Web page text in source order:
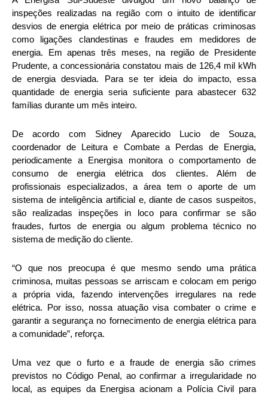
inspeções realizadas na região com o intuito de identificar
desvios de energia elétrica por meio de práticas criminosas
como ligações clandestinas e fraudes em medidores de
energia. Em apenas três meses, na região de Presidente
Prudente, a concessionária constatou mais de 126,4 mil kWh
de energia desviada. Para se ter ideia do impacto, essa
quantidade de energia seria suficiente para abastecer 632
famílias durante um mês inteiro.
De acordo com Sidney Aparecido Lucio de Souza,
coordenador de Leitura e Combate a Perdas de Energia,
periodicamente a Energisa monitora o comportamento de
consumo de energia elétrica dos clientes. Além de
profissionais especializados, a área tem o aporte de um
sistema de inteligência artificial e, diante de casos suspeitos,
são realizadas inspeções in loco para confirmar se são
fraudes, furtos de energia ou algum problema técnico no
sistema de medição do cliente.
“O que nos preocupa é que mesmo sendo uma prática
criminosa, muitas pessoas se arriscam e colocam em perigo
a própria vida, fazendo intervenções irregulares na rede
elétrica. Por isso, nossa atuação visa combater o crime e
garantir a segurança no fornecimento de energia elétrica para
a comunidade”, reforça.
Uma vez que o furto e a fraude de energia são crimes
previstos no Código Penal, ao confirmar a irregularidade no
local, as equipes da Energisa acionam a Polícia Civil para